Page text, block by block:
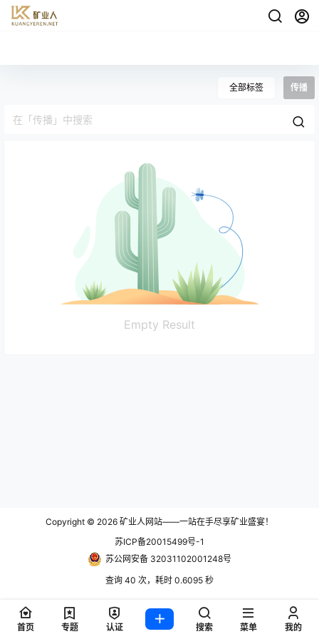
全部标签 传播
Empty Result
Copyright © 2026 矿业人网站——一站在手尽享矿业盛宴！
苏ICP备20015499号-1
苏公网安备 32031102001248号
查询 40 次，耗时 0.6095 秒
首页 专题 认证 搜索 菜单 我的